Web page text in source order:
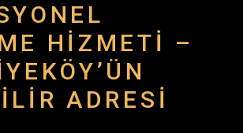
HIZMETI –
ADRESI